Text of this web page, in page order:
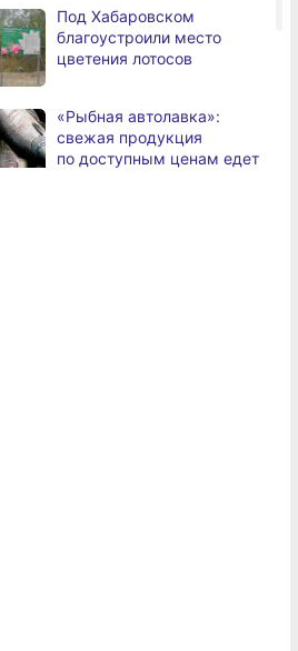
Правительство
Хабаровского края
Дальневосточную студию
кинохроники
В команду крупного
Под Хабаровском
благоустроили место
цветения лотосов
«Рыбная автолавка»:
свежая продукция
по доступным ценам едет